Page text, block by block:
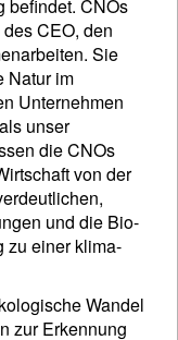
befindet. CNOs
CEO, den
Sie
Natur im
Unternehmen
unser
die CNOs
von der
und die Bio-
zu einer klima-
Wandel
zur Erkennung